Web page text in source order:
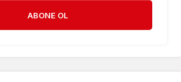
ABONE OL